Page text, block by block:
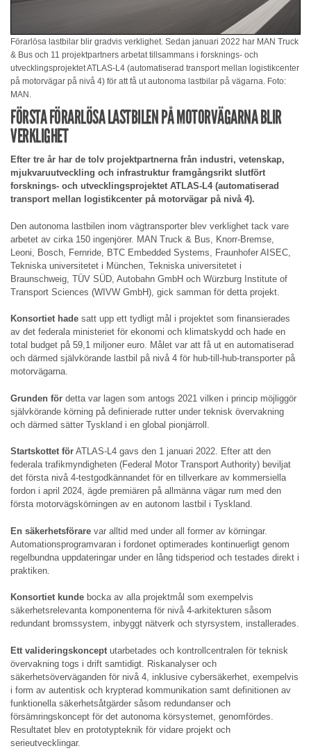
Förarlösa lastbilar blir gradvis verklighet. Sedan januari 2022 har MAN Truck
& Bus och 11 projektpartners arbetat tillsammans i forsknings- och
utvecklingsprojektet ATLAS-L4 (automatiserad transport mellan logistikcenter
på motorvägar på nivå 4) för att få ut autonoma lastbilar på vägarna. Foto:
MAN.
FÖRSTA FÖRARLÖSA LASTBILEN PÅ MOTORVÄGARNA BLIR
VERKLIGHET
Efter tre år har de tolv projektpartnerna från industri, vetenskap,
mjukvaruutveckling och infrastruktur framgångsrikt slutfört
forsknings- och utvecklingsprojektet ATLAS-L4 (automatiserad
transport mellan logistikcenter på motorvägar på nivå 4).
Den autonoma lastbilen inom vägtransporter blev verklighet tack vare
arbetet av cirka 150 ingenjörer. MAN Truck & Bus, Knorr-Bremse,
Leoni, Bosch, Fernride, BTC Embedded Systems, Fraunhofer AISEC,
Tekniska universitetet i München, Tekniska universitetet i
Braunschweig, TÜV SÜD, Autobahn GmbH och Würzburg Institute of
Transport Sciences (WIVW GmbH), gick samman för detta projekt.
Konsortiet hade satt upp ett tydligt mål i projektet som finansierades
av det federala ministeriet för ekonomi och klimatskydd och hade en
total budget på 59,1 miljoner euro. Målet var att få ut en automatiserad
och därmed självkörande lastbil på nivå 4 för hub-till-hub-transporter på
motorvägarna.
Grunden för detta var lagen som antogs 2021 vilken i princip möjliggör
självkörande körning på definierade rutter under teknisk övervakning
och därmed sätter Tyskland i en global pionjärroll.
Startskottet för ATLAS-L4 gavs den 1 januari 2022. Efter att den
federala trafikmyndigheten (Federal Motor Transport Authority) beviljat
det första nivå 4-testgodkännandet för en tillverkare av kommersiella
fordon i april 2024, ägde premiären på allmänna vägar rum med den
första motorvägskörningen av en autonom lastbil i Tyskland.
En säkerhetsförare var alltid med under all former av körningar.
Automationsprogramvaran i fordonet optimerades kontinuerligt genom
regelbundna uppdateringar under en lång tidsperiod och testades direkt i
praktiken.
Konsortiet kunde bocka av alla projektmål som exempelvis
säkerhetsrelevanta komponenterna för nivå 4-arkitekturen såsom
redundant bromssystem, inbyggt nätverk och styrsystem, installerades.
Ett valideringskoncept utarbetades och kontrollcentralen för teknisk
övervakning togs i drift samtidigt. Riskanalyser och
säkerhetsöverväganden för nivå 4, inklusive cybersäkerhet, exempelvis
i form av autentisk och krypterad kommunikation samt definitionen av
funktionella säkerhetsåtgärder såsom redundanser och
försämringskoncept för det autonoma körsystemet, genomfördes.
Resultatet blev en prototypteknik för vidare projekt och
serieutvecklingar.